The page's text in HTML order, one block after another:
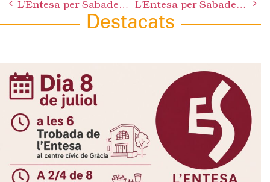
navigation
L’Entesa per Sabadell insta l’alcalde a fer gestions perquè Adif repari de manera urgent l’escala mecànica de Renfe Centre L’Entesa per Sabadell reclama al PSC que deixi d’utilitzar la plantilla municipal per als seus interessos partidistes
Destacats